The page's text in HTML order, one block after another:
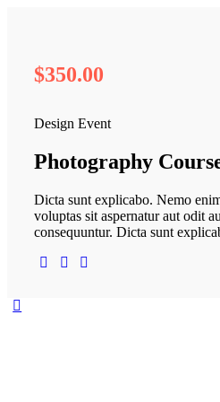
$350.00
Design Event
Photography
Dicta sunt explicabo. Nemo
voluptas sit aspernatur aut odit
consequuntur. Dicta sunt